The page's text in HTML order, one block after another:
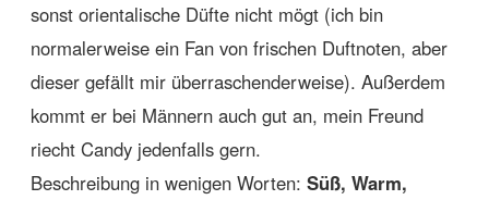
sonst orientalische Düfte nicht mögt (ich bin
normalerweise ein Fan von frischen Duftnoten, aber
dieser gefällt mir überraschenderweise). Außerdem
kommt er bei Männern auch gut an, mein Freund
riecht Candy jedenfalls gern.
Beschreibung in wenigen Worten: Süß, Warm,